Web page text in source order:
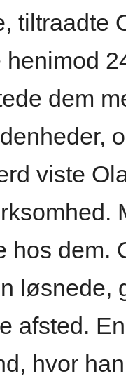
tiltraadte
henimod
dem
viste
hos dem.
løsnede,
afsted.
hvor